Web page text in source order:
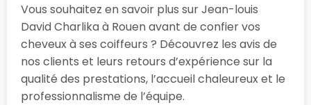
Vous souhaitez en savoir plus sur Jean-louis
David Charlika à Rouen avant de confier vos
cheveux à ses coiffeurs ? Découvrez les avis de
nos clients et leurs retours d’expérience sur la
qualité des prestations, l’accueil chaleureux et le
professionnalisme de l’équipe.